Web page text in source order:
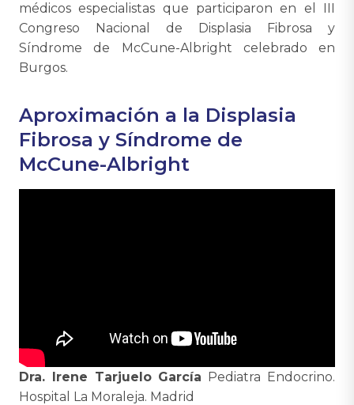
médicos especialistas que participaron en el III
Congreso Nacional de Displasia Fibrosa y
Síndrome de McCune-Albright celebrado en
Burgos.
Aproximación a la Displasia
Fibrosa y Síndrome de
McCune-Albright
Dra. Irene Tarjuelo García Pediatra Endocrino.
Hospital La Moraleja. Madrid